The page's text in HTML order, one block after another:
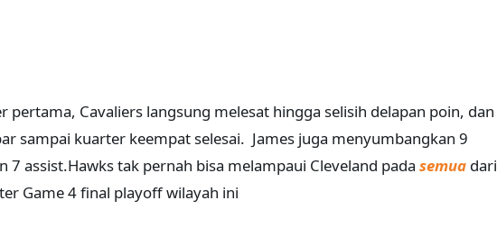
pertama, Cavaliers langsung melesat hingga selisih delapan poin, dan
sampai kuarter keempat selesai. James juga menyumbangkan 9
7 assist.Hawks tak pernah bisa melampaui Cleveland pada semuadari
Game 4 final playoff wilayah ini